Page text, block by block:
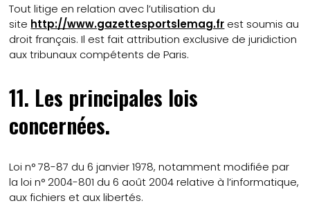
Tout litige en relation avec l’utilisation du
site http://www.gazettesportslemag.fr est soumis au
droit français. Il est fait attribution exclusive de juridiction
aux tribunaux compétents de Paris.
11. Les principales lois
concernées.
Loi n° 78-87 du 6 janvier 1978, notamment modifiée par
la loi n° 2004-801 du 6 août 2004 relative à l’informatique,
aux fichiers et aux libertés.